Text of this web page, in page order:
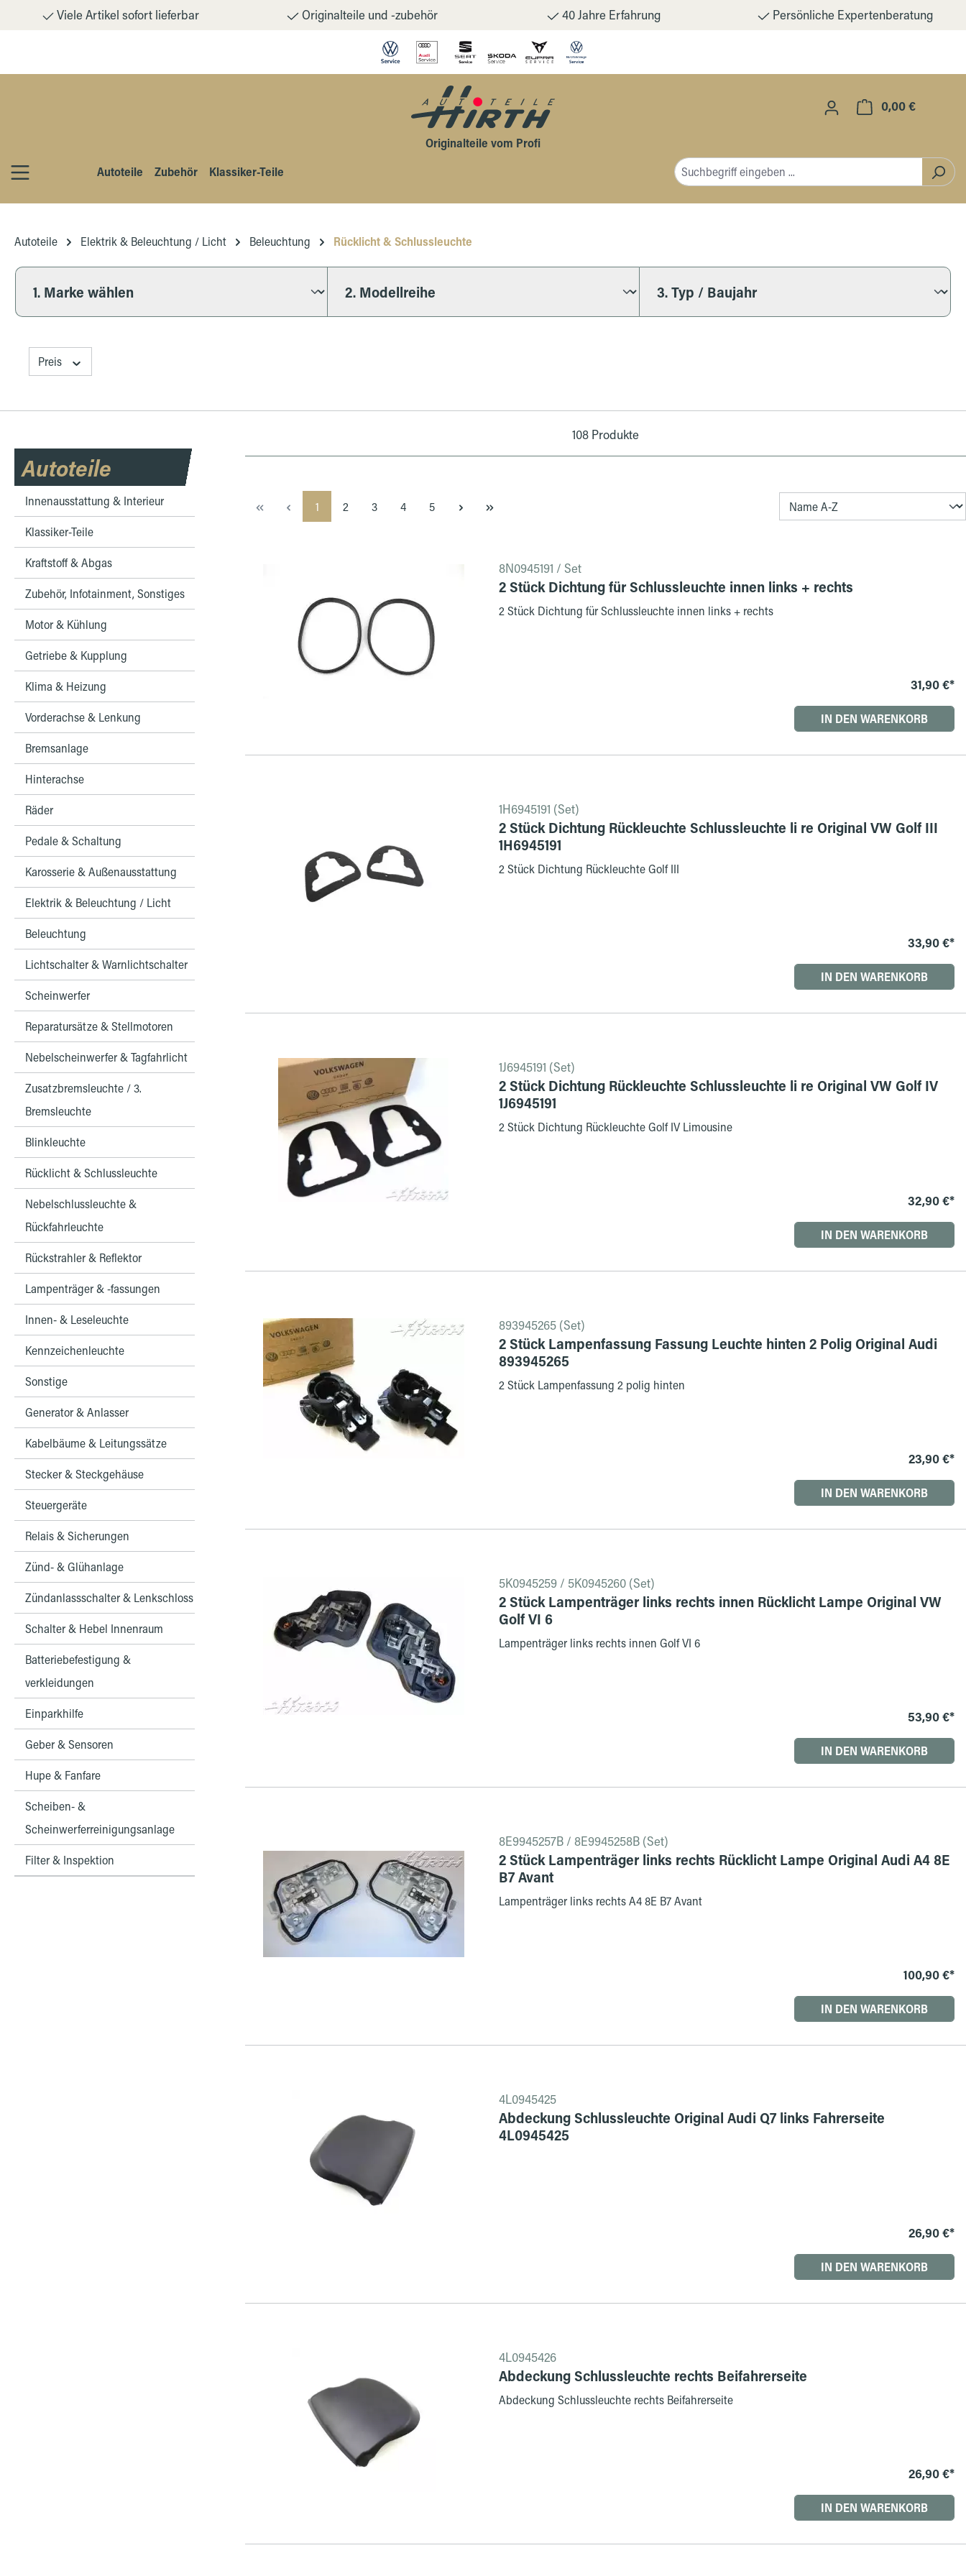
Hauptinhalt springen
Zur Suche springen
Zur Hauptnavigation springen
Viele Artikel sofort lieferbar Originalteile und -zubehör 40 Jahre Erfahrung Persönliche Expertenberatung
0,00 €
Originalteile vom Profi
Autoteile
Zubehör Klassiker-Teile
Autoteile Elektrik & Beleuchtung / Licht Beleuchtung Rücklicht & Schlussleuchte
Preis
Autoteile
Innenausstattung & Interieur
Klassiker-Teile
Kraftstoff & Abgas
Zubehör, Infotainment, Sonstiges
Motor & Kühlung
Getriebe & Kupplung
Klima & Heizung
Vorderachse & Lenkung
Bremsanlage
Hinterachse
Räder
Pedale & Schaltung
Karosserie & Außenausstattung
Elektrik & Beleuchtung / Licht
Beleuchtung
Lichtschalter & Warnlichtschalter
Scheinwerfer
Reparatursätze & Stellmotoren
Nebelscheinwerfer & Tagfahrlicht
Zusatzbremsleuchte / 3.
Bremsleuchte
Blinkleuchte
Rücklicht & Schlussleuchte
Nebelschlussleuchte &
Rückfahrleuchte
Rückstrahler & Reflektor
Lampenträger & -fassungen
Innen- & Leseleuchte
Kennzeichenleuchte
Sonstige
Generator & Anlasser
Kabelbäume & Leitungssätze
Stecker & Steckgehäuse
Steuergeräte
Relais & Sicherungen
Zünd- & Glühanlage
Zündanlassschalter & Lenkschloss
Schalter & Hebel Innenraum
Batteriebefestigung &
verkleidungen
Einparkhilfe
Geber & Sensoren
Hupe & Fanfare
Scheiben- &
Scheinwerferreinigungsanlage
Filter & Inspektion
108 Produkte
Seite
1 Seite
2 Seite
3 Seite
4 Seite
5
8N0945191 / Set
2 Stück Dichtung für Schlussleuchte innen links + rechts
2 Stück Dichtung für Schlussleuchte innen links + rechts
31,90 €*
IN DEN WARENKORB
1H6945191 (Set)
2 Stück Dichtung Rückleuchte Schlussleuchte li re Original VW Golf III
1H6945191
2 Stück Dichtung Rückleuchte Golf III
33,90 €*
IN DEN WARENKORB
1J6945191 (Set)
2 Stück Dichtung Rückleuchte Schlussleuchte li re Original VW Golf IV
1J6945191
2 Stück Dichtung Rückleuchte Golf IV Limousine
32,90 €*
IN DEN WARENKORB
893945265 (Set)
2 Stück Lampenfassung Fassung Leuchte hinten 2 Polig Original Audi
893945265
2 Stück Lampenfassung 2 polig hinten
23,90 €*
IN DEN WARENKORB
5K0945259 / 5K0945260 (Set)
2 Stück Lampenträger links rechts innen Rücklicht Lampe Original VW
Golf VI 6
Lampenträger links rechts innen Golf VI 6
53,90 €*
IN DEN WARENKORB
8E9945257B / 8E9945258B (Set)
2 Stück Lampenträger links rechts Rücklicht Lampe Original Audi A4 8E
B7 Avant
Lampenträger links rechts A4 8E B7 Avant
100,90 €*
IN DEN WARENKORB
4L0945425
Abdeckung Schlussleuchte Original Audi Q7 links Fahrerseite
4L0945425
26,90 €*
IN DEN WARENKORB
4L0945426
Abdeckung Schlussleuchte rechts Beifahrerseite
Abdeckung Schlussleuchte rechts Beifahrerseite
26,90 €*
IN DEN WARENKORB